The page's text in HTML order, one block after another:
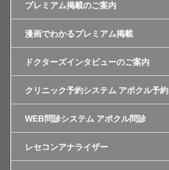
プレミアム掲載のご案内
漫画でわかるプレミアム掲載
ドクターズインタビューのご案内
クリニック予約システム アポクル予約
WEB問診システム アポクル問診
レセコンアナライザー